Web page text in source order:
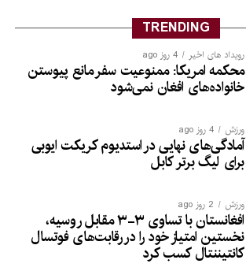
TRENDING
رویداد های اخیر 4 روز ago
محکمه امریکا: ممنوعیت سفر مانع پیوستن
خانواده‌های افغان نمی‌شود
ورزش 4 روز ago
آمادگی‌های نهایی در استدیوم کریکت ایوبی
برای لیگ برتر کابل
ورزش 2 روز ago
افغانستان با تساوی ۳-۳ مقابل روسیه،
نخستین امتیاز خود را در رقابت‌های فوتسال
کانتیننتال کسب کرد